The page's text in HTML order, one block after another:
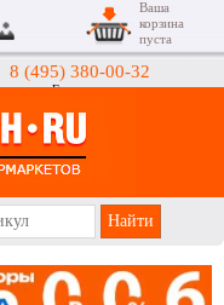
8 (495) 380-00-32
Гипермаркеты
Ваша
корзина
пуста